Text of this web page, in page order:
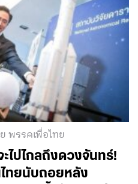
พรรคเพื่อไทย
ไปไกลถึงดวงจันทร์!
ทยนับถอยหลัง